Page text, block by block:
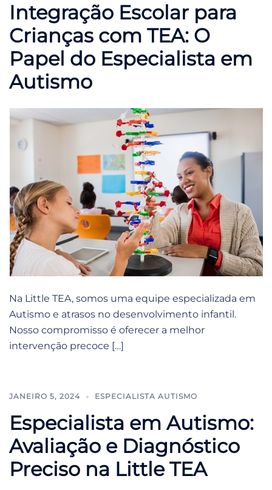
Integração Escolar para
Crianças com TEA: O
Papel do Especialista em
Autismo
Na Little TEA, somos uma equipe especializada em
Autismo e atrasos no desenvolvimento infantil.
Nosso compromisso é oferecer a melhor
intervenção precoce […]
JANEIRO 5, 2024 ESPECIALISTA AUTISMO
Especialista em Autismo:
Avaliação e Diagnóstico
Preciso na Little TEA